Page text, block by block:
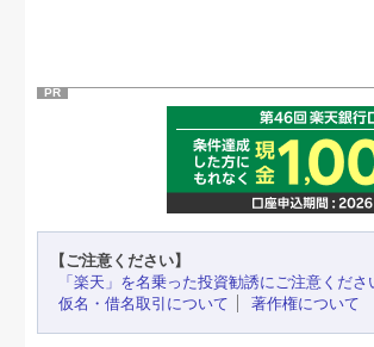
PR
【ご注意ください】
「楽天」を名乗った投資勧誘にご注意くださ
仮名・借名取引について
著作権について